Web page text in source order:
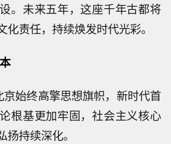
。未来五年，这座千年古都将
化责任，持续焕发时代光彩。
京始终高擎思想旗帜，新时代首
根基更加牢固，社会主义核心
持续深化。